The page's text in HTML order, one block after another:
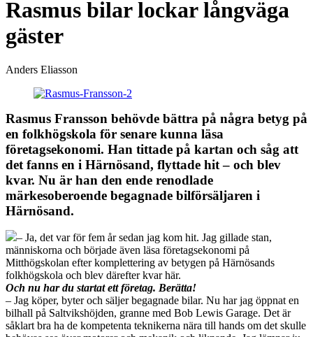
Rasmus bilar lockar långväga
gäster
Anders Eliasson
Rasmus Fransson behövde bättra på några betyg på
en folkhögskola för senare kunna läsa
företagsekonomi. Han tittade på kartan och såg att
det fanns en i Härnösand, flyttade hit – och blev
kvar. Nu är han den ende renodlade
märkesoberoende begagnade bilförsäljaren i
Härnösand.
– Ja, det var för fem år sedan jag kom hit. Jag gillade stan,
människorna och började även läsa företagsekonomi på
Mitthögskolan efter komplettering av betygen på Härnösands
folkhögskola och blev därefter kvar här.
Och nu har du startat ett företag. Berätta!
– Jag köper, byter och säljer begagnade bilar. Nu har jag öppnat en
bilhall på Saltvikshöjden, granne med Bob Lewis Garage. Det är
såklart bra ha de kompetenta teknikerna nära till hands om det skulle